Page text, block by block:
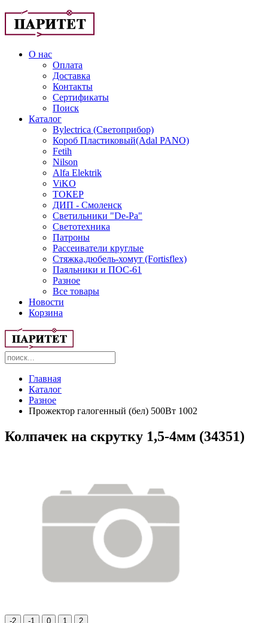
О нас
Оплата
Доставка
Контакты
Сертификаты
Поиск
Каталог
Bylectrica (Светоприбор)
Короб Пластиковый(Adal PANO)
Fetih
Nilson
Alfa Elektrik
ViKO
ТОКЕР
ДИП - Смоленск
Светильники "De-Pa"
Светотехника
Патроны
Рассеиватели круглые
Стяжка,дюбель-хомут (Fortisflex)
Паяльники и ПОС-61
Разное
Все товары
Новости
Корзина
Главная
Каталог
Разное
Прожектор галогенный (бел) 500Вт 1002
Колпачек на скрутку 1,5-4мм (34351)